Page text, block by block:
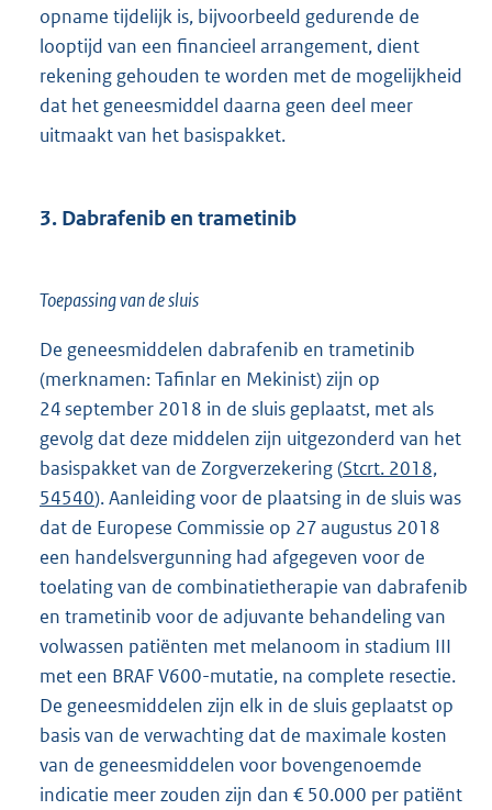
opname tijdelijk is, bijvoorbeeld gedurende de
looptijd van een financieel arrangement, dient
rekening gehouden te worden met de mogelijkheid
dat het geneesmiddel daarna geen deel meer
uitmaakt van het basispakket.
3. Dabrafenib en trametinib
Toepassing van de sluis
De geneesmiddelen dabrafenib en trametinib
(merknamen: Tafinlar en Mekinist) zijn op
24 september 2018 in de sluis geplaatst, met als
gevolg dat deze middelen zijn uitgezonderd van het
basispakket van de Zorgverzekering (Stcrt. 2018,
54540). Aanleiding voor de plaatsing in de sluis was
dat de Europese Commissie op 27 augustus 2018
een handelsvergunning had afgegeven voor de
toelating van de combinatietherapie van dabrafenib
en trametinib voor de adjuvante behandeling van
volwassen patiënten met melanoom in stadium III
met een BRAF V600-mutatie, na complete resectie.
De geneesmiddelen zijn elk in de sluis geplaatst op
basis van de verwachting dat de maximale kosten
van de geneesmiddelen voor bovengenoemde
indicatie meer zouden zijn dan € 50.000 per patiënt